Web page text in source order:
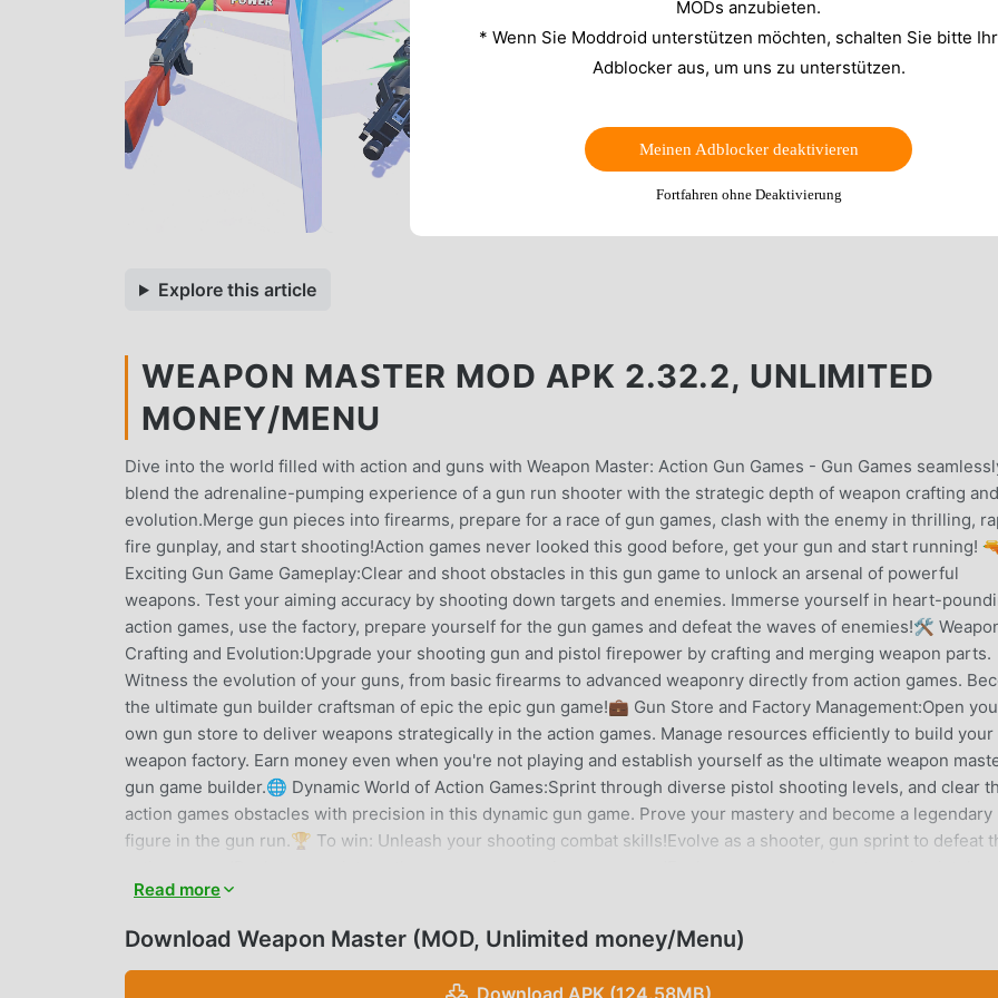
Explore this article
WEAPON MASTER MOD APK 2.32.2, UNLIMITED
MONEY/MENU
Dive into the world filled with action and guns with Weapon Master: Action Gun Games - Gun Games
blend the adrenaline-pumping experience of a gun run shooter with the strategic depth of weapon crafting and
evolution.Merge gun pieces into firearms, prepare for a race of gun games, clash with the enemy in thrilling,
fire gunplay, and start shooting!Action games never looked this good before, get your gun and start running!
Exciting Gun Game Gameplay:Clear and shoot obstacles in this gun game to unlock an arsenal of powerful
weapons. Test your aiming accuracy by shooting down targets and enemies. Immerse yourself in heart-
action games, use the factory, prepare yourself for the gun games and defeat the waves of enemies!🛠️
Crafting and Evolution:Upgrade your shooting gun and pistol firepower by crafting and merging weapon parts.
Witness the evolution of your guns, from basic firearms to advanced weaponry directly from action games.
the ultimate gun builder craftsman of epic the epic gun game!💼 Gun Store and Factory Management:Open
own gun store to deliver weapons strategically in the action games. Manage resources efficiently to build your
weapon factory. Earn money even when you're not playing and establish yourself as the ultimate weapon
gun game builder.🌐 Dynamic World of Action Games:Sprint through diverse pistol shooting levels, and clear
action games obstacles with precision in this dynamic gun game. Prove your mastery and become a legendary
figure in the gun run.🏆 To win: Unleash your shooting combat skills!Evolve as a shooter, gun sprint to defeat
merge!Become the ultimate shooting master in these action games!🔥 Download Now:If you're a true fan of gun
crafting, and strategic merging. Clear obstacles, deliver weapons, and dominate the gun run with your evolved
arsenal.Ready for rush running combat and clash with enemy crowd in the adrenaline-fueled gun game
Read more
Download Weapon Master (MOD, Unlimited money/Menu)
Download APK (124.58MB)
MODs anzubieten.
* Wenn Sie Moddroid unterstützen möchten, schalten Sie bitte
Adblocker aus, um uns zu unterstützen.
Meinen Adblocker deaktivieren
Fortfahren ohne Deaktivierung